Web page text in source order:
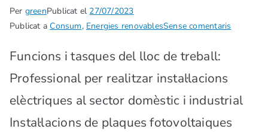
Per greenPublicat el 27/07/2023
Publicat aConsum, Energies renovablesSense comentaris
Funcions i tasques del lloc de treball:
Professional per realitzar instal·lacions
elèctriques al sector domèstic i industrial
Instal·lacions de plaques fotovoltaiques